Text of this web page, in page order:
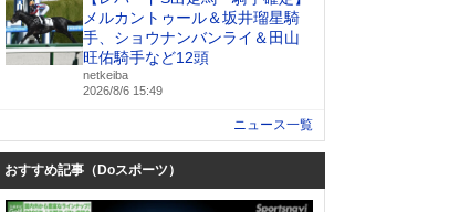
メルカントゥール＆坂井瑠星騎
手、ショウナンバンライ＆田山
旺佑騎手など12頭
netkeiba
2026/8/6 15:49
ニュース一覧
おすすめ記事（Doスポーツ）